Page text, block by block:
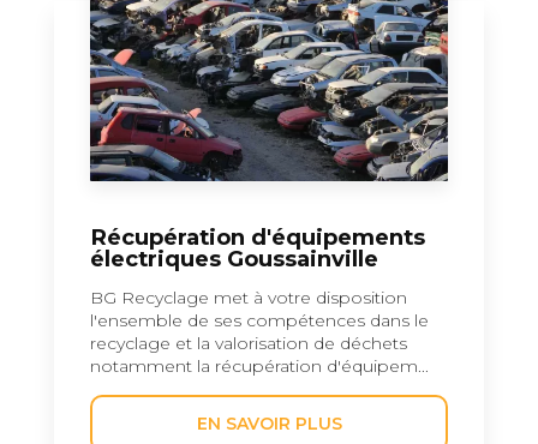
Récupération d'équipements
électriques Goussainville
BG Recyclage met à votre disposition
l'ensemble de ses compétences dans le
recyclage et la valorisation de déchets
notamment la récupération d'équipem...
EN SAVOIR PLUS